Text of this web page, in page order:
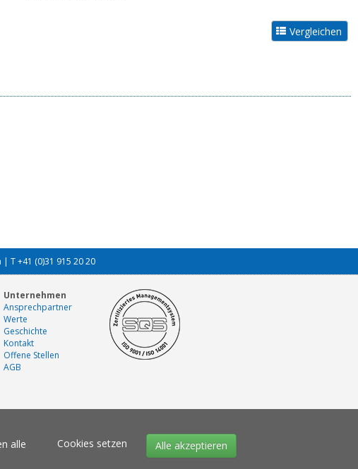
T +41 (0)31 915 20 20
Unternehmen
Ansprechpartner
Werte
Geschichte
Kontakt
Offene Stellen
AGB
alle
Cookies setzen Alle akzeptieren